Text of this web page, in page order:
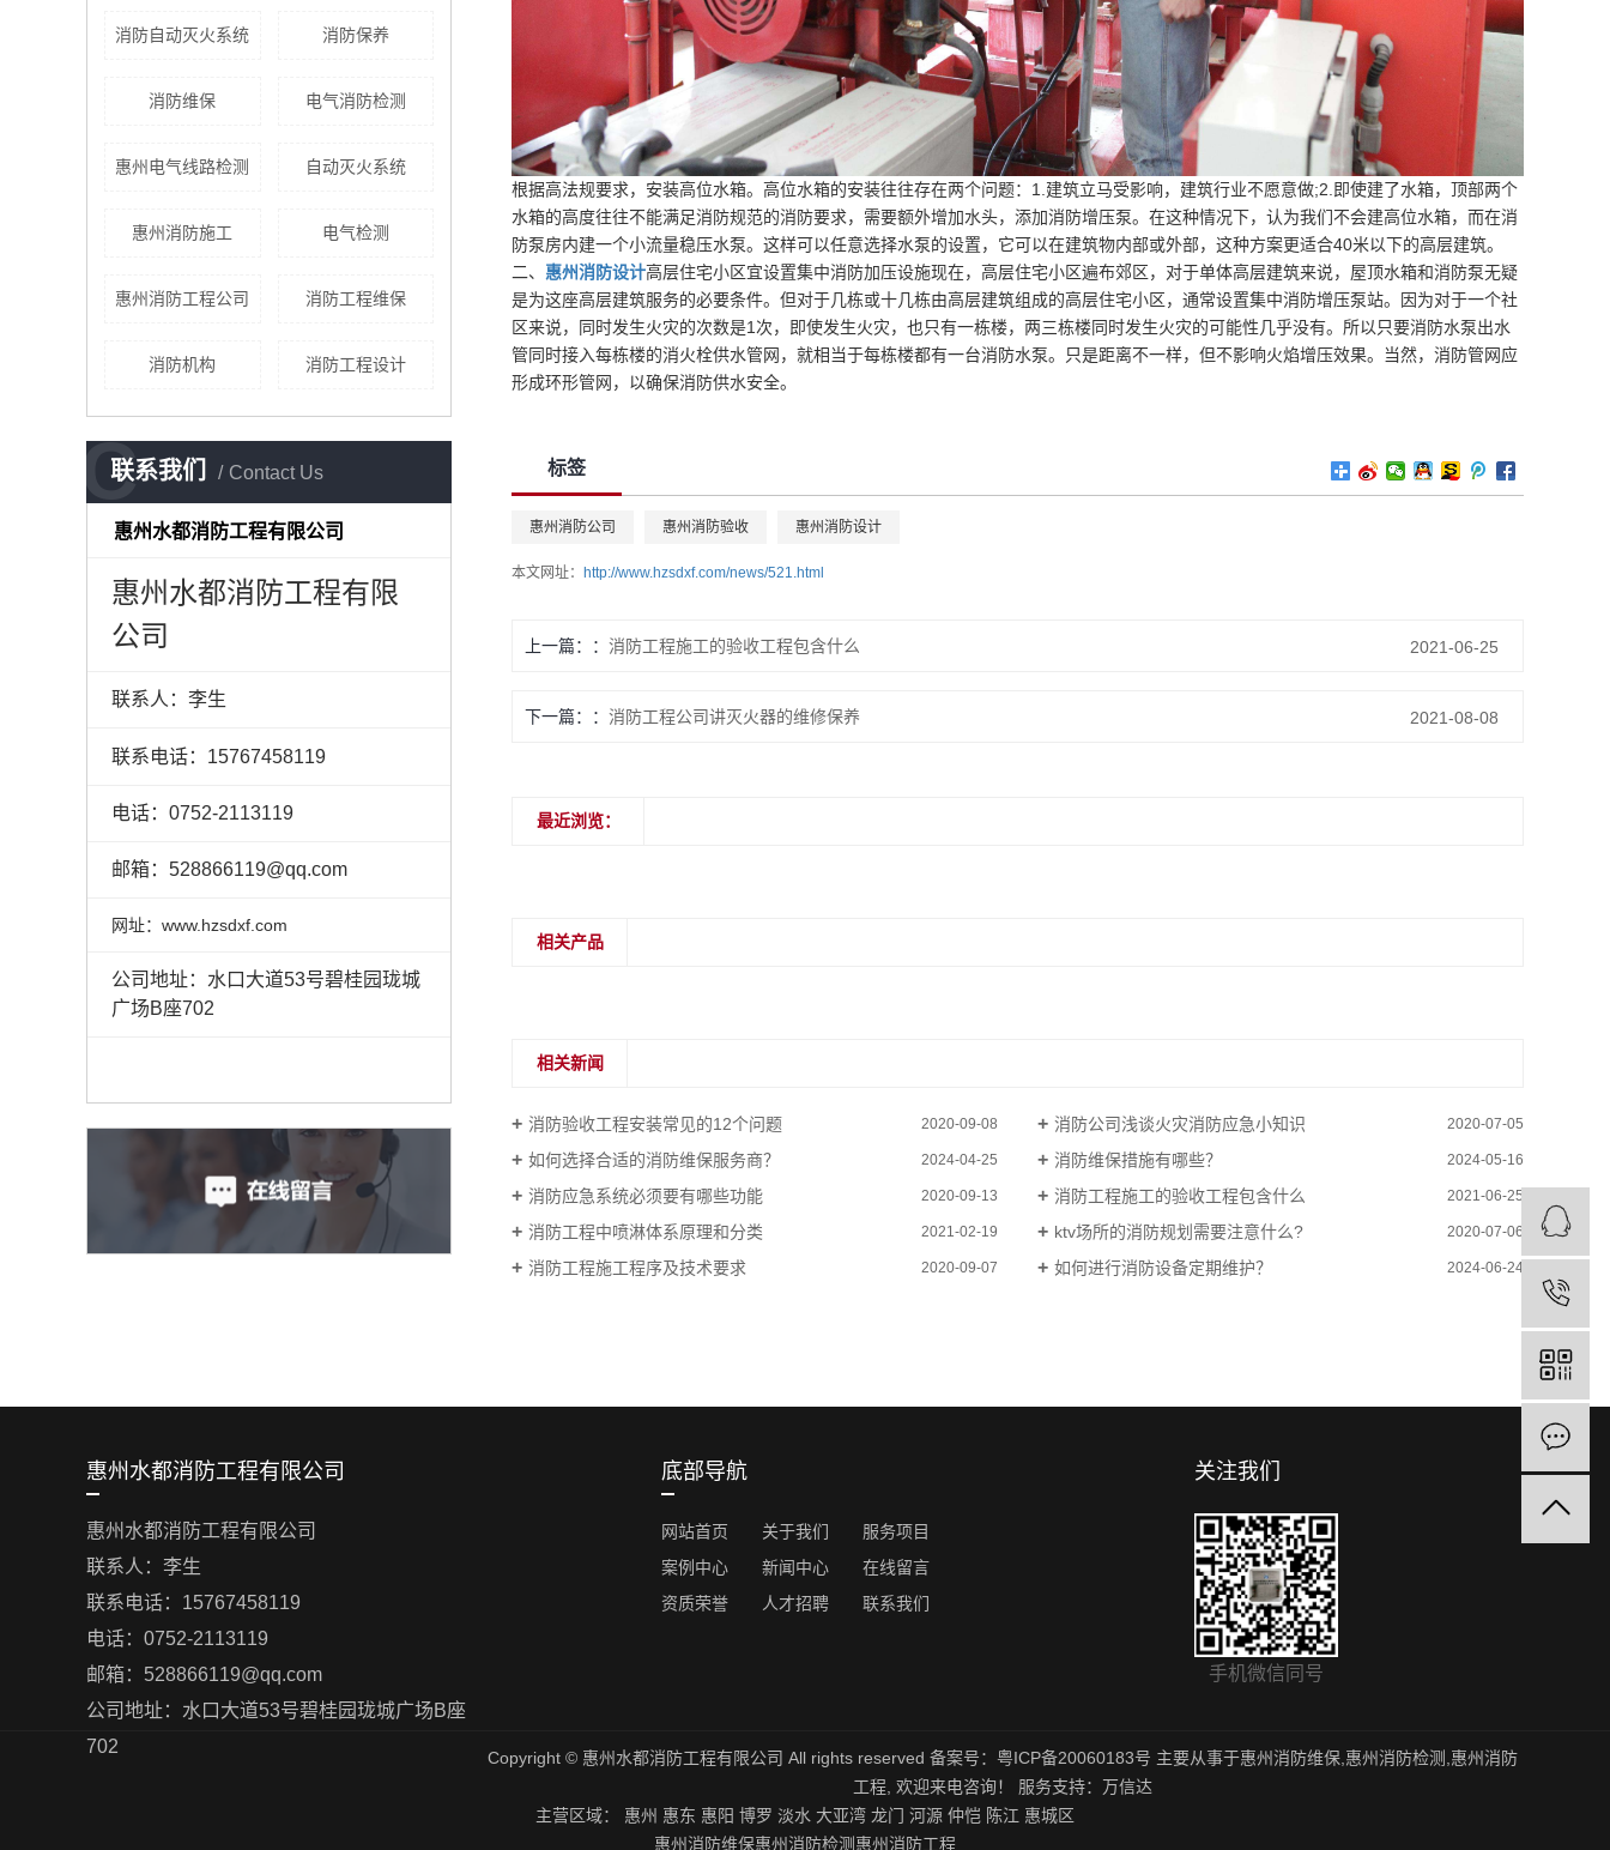
消防自动灭火系统 消防保养
消防维保 电气消防检测
惠州电气线路检测 自动灭火系统
惠州消防施工 电气检测
惠州消防工程公司 消防工程维保
消防机构 消防工程设计
联系我们 Contact Us
C
惠州水都消防工程有限公司
惠州水都消防工程有限
公司
联系人：李生
联系电话：15767458119
电话：0752-2113119
邮箱：528866119@qq.com
网址：www.hzsdxf.com
公司地址：水口大道53号碧桂园珑城
广场B座702
根据高法规要求，安装高位水箱。高位水箱的安装往往存在两个问题：1.建筑立马受影响，建筑行业不愿意做;2.即使建了水箱，顶部两个
水箱的高度往往不能满足消防规范的消防要求，需要额外增加水头，添加消防增压泵。在这种情况下，认为我们不会建高位水箱，而在消
防泵房内建一个小流量稳压水泵。这样可以任意选择水泵的设置，它可以在建筑物内部或外部，这种方案更适合40米以下的高层建筑。
二、 惠州消防设计高层住宅小区宜设置集中消防加压设施现在，高层住宅小区遍布郊区，对于单体高层建筑来说，屋顶水箱和消防泵无疑
是为这座高层建筑服务的必要条件。但对于几栋或十几栋由高层建筑组成的高层住宅小区，通常设置集中消防增压泵站。因为对于一个社
区来说，同时发生火灾的次数是1次，即使发生火灾，也只有一栋楼，两三栋楼同时发生火灾的可能性几乎没有。所以只要消防水泵出水
管同时接入每栋楼的消火栓供水管网，就相当于每栋楼都有一台消防水泵。只是距离不一样，但不影响火焰增压效果。当然，消防管网应
形成环形管网，以确保消防供水安全。
标签
惠州消防公司 惠州消防验收 惠州消防设计
本文网址： http://www.hzsdxf.com/news/521.html
上一篇： 消防工程施工的验收工程包含什么 2021-06-25
下一篇： 消防工程公司讲灭火器的维修保养 2021-08-08
最近浏览：
相关产品
相关新闻
消防验收工程安装常见的12个问题 2020-09-08 消防公司浅谈火灾消防应急小知识 2020-07-05
如何选择合适的消防维保服务商？ 2024-04-25 消防维保措施有哪些？ 2024-05-16
消防应急系统必须要有哪些功能 2020-09-13 消防工程施工的验收工程包含什么 2021-06-25
消防工程中喷淋体系原理和分类 2021-02-19 ktv场所的消防规划需要注意什么? 2020-07-06
消防工程施工程序及技术要求 2020-09-07 如何进行消防设备定期维护？ 2024-06-24
惠州水都消防工程有限公司
惠州水都消防工程有限公司
联系人：李生
联系电话：15767458119
电话：0752-2113119
邮箱：528866119@qq.com
公司地址：水口大道53号碧桂园珑城广场B座
702
底部导航
网站首页 关于我们
服务项目
案例中心
新闻中心
在线留言
资质荣誉
人才招聘 联系我们
关注我们
手机微信同号
Copyright © 惠州水都消防工程有限公司 All rights reserved 备案号： 粤ICP备20060183号 主要从事于惠州消防维保 惠州消防检测 惠州消防
工程 , 欢迎来电咨询！ 服务支持：万信达
主营区域： 惠州 惠东 惠阳 博罗 淡水 大亚湾 龙门 河源 仲恺 陈江 惠城区
惠州消防维保惠州消防检测 惠州消防工程